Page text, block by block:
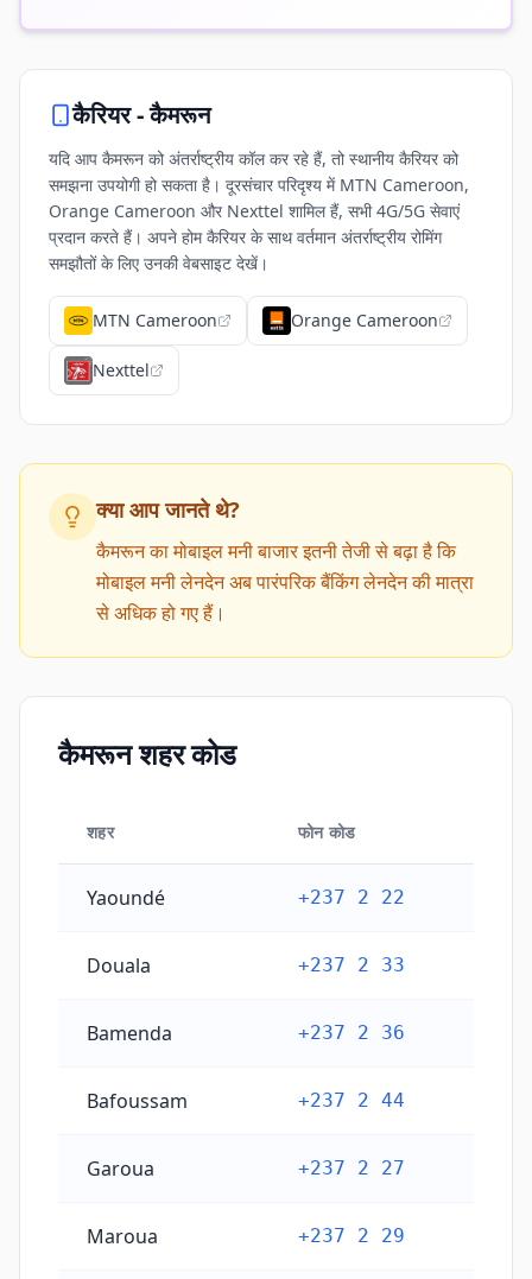
कैरियर -कैमरून
यदि आप कैमरून को अंतर्राष्ट्रीय कॉल कर रहे हैं, तो स्थानीय कैरियर को
समझना उपयोगी हो सकता है। दूरसंचार परिदृश्य में MTN Cameroon,
Orange Cameroon और Nexttel शामिल हैं, सभी 4G/5G सेवाएं
प्रदान करते हैं। अपने होम कैरियर के साथ वर्तमान अंतर्राष्ट्रीय रोमिंग
समझौतों के लिए उनकी वेबसाइट देखें।
MTN Cameroon Orange Cameroon
Nexttel
क्या आप जानते थे?
कैमरून का मोबाइल मनी बाजार इतनी तेजी से बढ़ा है कि
मोबाइल मनी लेनदेन अब पारंपरिक बैंकिंग लेनदेन की मात्रा
से अधिक हो गए हैं।
कैमरून शहर कोड
शहर फोन कोड
Yaoundé +237 2 22
Douala +237 2 33
Bamenda +237 2 36
Bafoussam +237 2 44
Garoua +237 2 27
Maroua +237 2 29